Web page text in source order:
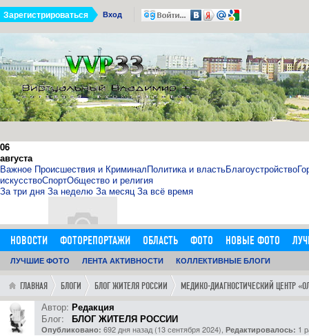
Вход
Зарегистрироваться
06
августа
Важное Происшествия и КриминалПолитика и властьБлагоустройство
искусствоСпортОбщество и религия
За три дня За неделю За месяц За всё время
11:14:00
http://sosna.kiev.ua - искуственная ёлка - нечно
Как я выбрал искусственную елку 1,8 м в инернет-магазине
НОВОСТИ ФОТОРЕПОРТАЖИ ОБЛАСТЬ ФОТО НОВЫЕ ФОТО
ОБЪЯВЛЕНИЯ
ДОБАВИТЬ ОБЪЯВЛЕНИЕ ЛЮДИ ФОРУМ ГОРОД
ЛУЧШИЕ ФОТО ЛЕНТА АКТИВНОСТИ КОЛЛЕКТИВНЫЕ БЛОГИ
ГЛАВНАЯ БЛОГИ БЛОГ ЖИТЕЛЯ РОССИИ МЕДИКО-ДИАГНОСТИЧЕСКИЙ ЦЕНТР
Автор: Редакция
Блог:
БЛОГ ЖИТЕЛЯ РОССИИ
Опубликовано: 692 дня назад (13 сентября 2024), Редактировалось: 1